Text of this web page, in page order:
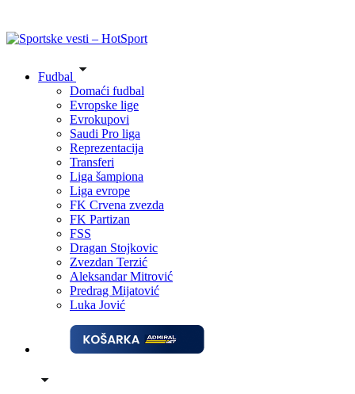
Fudbal
Domaći fudbal
Evropske lige
Evrokupovi
Saudi Pro liga
Reprezentacija
Transferi
Liga šampiona
Liga evrope
FK Crvena zvezda
FK Partizan
FSS
Dragan Stojkovic
Zvezdan Terzić
Aleksandar Mitrović
Predrag Mijatović
Luka Jović